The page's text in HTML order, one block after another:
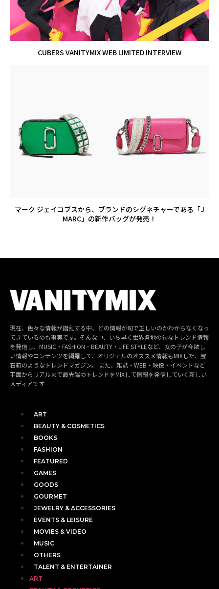
CUBERS VANITYMIX WEB LIMITED INTERVIEW
マーク ジェイコブスから、ブランドのシグネチャーである「J
MARC」の新作バッグが発売！
現在、色々な情報が錯乱する中、どの情報が旬で正しいのかわからなくなっ
てきているのも事実です。そんな中、いち早く世界各地の旬なトレンド情報
を発信し、MUSIC・FASHION・BEAUTY・LIFE STYLEなど、女の子が今欲し
い情報やコンテンツを網羅して、オリジナルのオススメ情報もMIXした、宝
石箱のようなトレンドマガジン。 また、雑誌・WEB・映像・イベントなど
平面からリアルまで最先端のトレンドをMIXして情報を発信していく新しい
メディアです
ART
BEAUTY & COSMETICS
BOOKS
FASHION
FEATURED
GAMES
GOODS
GOURMET
JEWELRY & ACCESSORIES
EVENTS & LEISURE
MOVIES & VIDEO
MUSIC
OTHERS
TALENT & ENTERTAINER
ART